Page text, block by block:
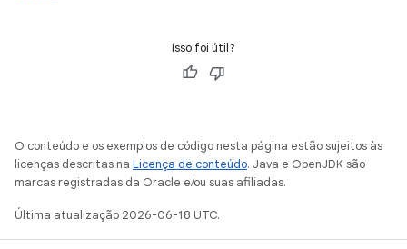
Isso foi útil?
O conteúdo e os exemplos de código nesta página estão sujeitos às
licenças descritas na Licença de conteúdo. Java e OpenJDK são
marcas registradas da Oracle e/ou suas afiliadas.
Última atualização 2026-06-18 UTC.